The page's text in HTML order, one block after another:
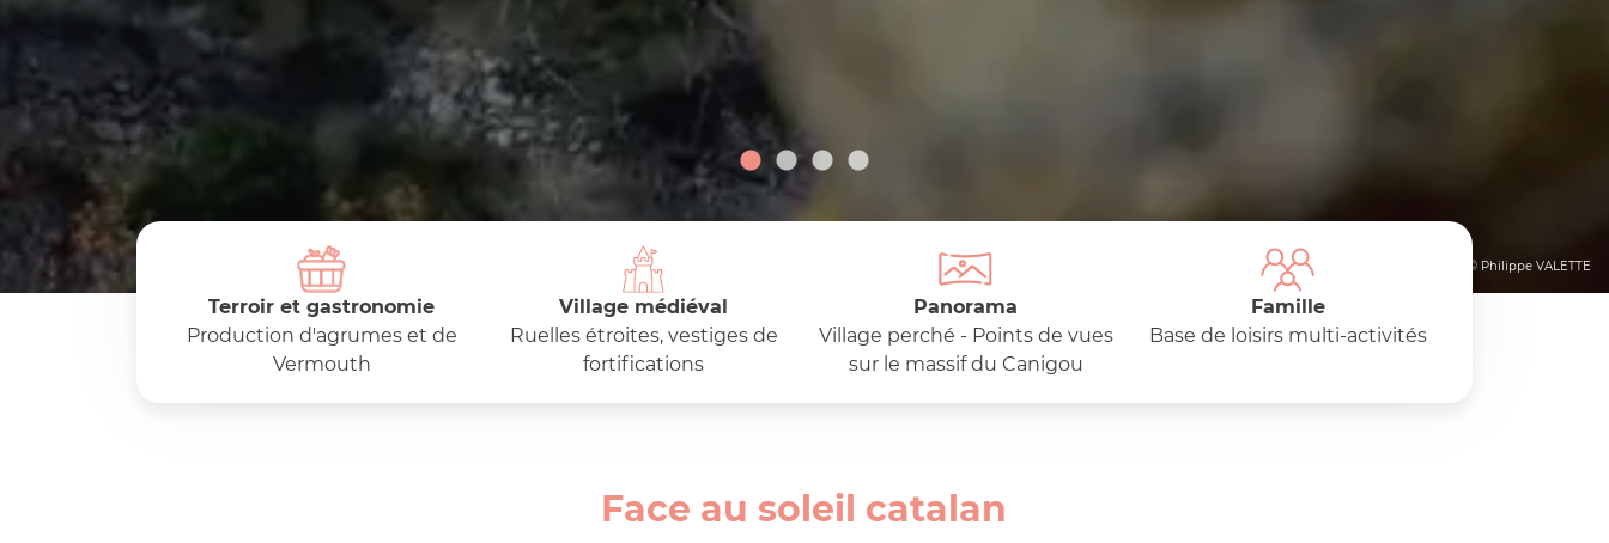
© Philippe VALETTE
Terroir et gastronomie
Production d'agrumes et de
Vermouth
Village médiéval
Ruelles étroites, vestiges de
fortifications
Panorama
Village perché - Points de vues
sur le massif du Canigou
Famille
Base de loisirs multi-activités
Face au soleil catalan